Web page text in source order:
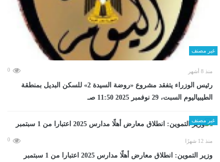
غير مصنف
منذ 8 أشهر 0
رئيس الوزراء يتفقد مشروع «روضة السيدة 2» للسكن البديل بمنطقة
الطيبياليوم السبت، 29 نوفمبر 2025 11:50 صـ
غير مصنف
منذ 12 شهرًا 0
وزير التموين: انطلاق معارض أهلًا مدارس 2025 اعتبارا من 1 سبتمبر